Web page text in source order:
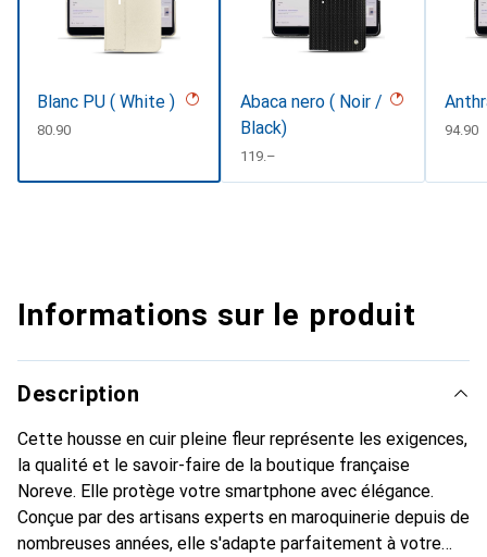
Blanc PU ( White )
CHF
80.90
Abaca nero ( Noir /
Black)
CHF
119.–
CHF
94.90
Informations sur le produit
Description
Cette housse en cuir pleine fleur représente les exigences,
la qualité et le savoir-faire de la boutique française
Noreve. Elle protège votre smartphone avec élégance.
Conçue par des artisans experts en maroquinerie depuis de
nombreuses années, elle s'adapte parfaitement à votre